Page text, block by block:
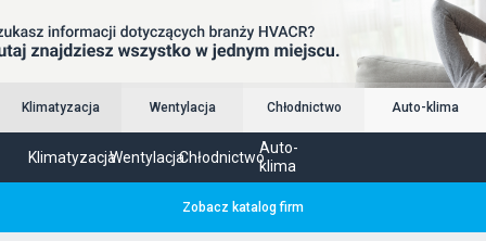
Klimatyzacja Wentylacja Chłodnictwo Auto-klima
KlimatyzacjaWentylacjaChłodnictwo
Auto-
klima
Zobacz katalog firm